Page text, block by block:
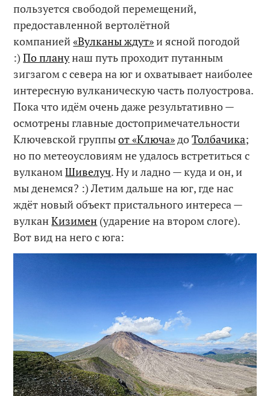
пользуется свободой перемещений,
предоставленной вертолётной
компанией«Вулканы ждут»и ясной погодой
:)По планунаш путь проходит путанным
зигзагом с севера на юг и охватывает наиболее
интересную вулканическую часть полуострова.
Пока что идём очень даже результативно —
осмотрены главные достопримечательности
Ключевской группыот «Ключа»доТолбачика;
но по метеоусловиям не удалось встретиться с
вулканомШивелуч. Ну и ладно — куда и он, и
мы денемся? :) Летим дальше на юг, где нас
ждёт новый объект пристального интереса —
вулканКизимен (ударение на втором слоге).
Вот вид на него с юга: